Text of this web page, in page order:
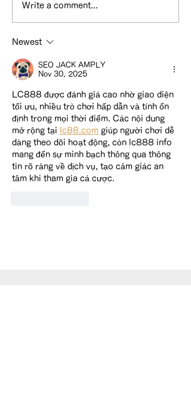
GO TOプランタン終了の
Write a comment...
Newest
SEO JACK AMPLY
Nov 30, 2025
LC888 được đánh giá cao nhờ giao diện
tối ưu, nhiều trò chơi hấp dẫn và tính ổn
định trong mọi thời điểm. Các nội dung
mở rộng tại
lc88.com giúp người chơi dễ
dàng theo dõi hoạt động, còn lc888 info
mang đến sự minh bạch thông qua thông
tin rõ ràng về dịch vụ, tạo cảm giác an
tâm khi tham gia cá cược.